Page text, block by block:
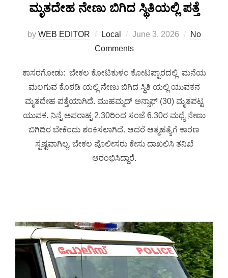
ಮೃತದೇಹ ನೇಣು ಬಿಗಿದ ಸ್ಥಿತಿಯಲ್ಲಿ ಪತ್ತೆ
by WEB EDITOR Local June 3, 2026
No
Comments
ಕಾಸರಗೋಡು: ಬೇಕಲ ಕೋಟಿಕುಳಂ ಕೋಟಪ್ಪಾರದಲ್ಲಿ ಮನೆಯ
ಮಲಗುವ ಕೊಠಡಿ ಯಲ್ಲಿ ನೇಣು ಬಿಗಿದ ಸ್ಥಿತಿ ಯಲ್ಲಿ ಯುವಕನ
ಮೃತದೇಹ ಪತ್ತೆಯಾಗಿದೆ. ಮುಹಮ್ಮದ್ ಅನ್ಸಾಫ್ (30) ಮೃತಪಟ್ಟ
ಯುವಕ. ನಿನ್ನೆ ಅಪರಾಹ್ನ 2.30ರಿಂದ ಸಂಜೆ 6.30ರ ಮಧ್ಯೆ ನೇಣು
ಬಿಗಿದಿರ ಬೇಕೆಂದು ಶಂಕಿಸಲಾಗಿದೆ. ಆದರೆ ಆತ್ಮಹತ್ಯೆಗೆ ಕಾರಣ
ಸ್ಪಷ್ಟವಾಗಿಲ್ಲ. ಬೇಕಲ ಪೊಲೀಸರು ಕೇಸು ದಾಖಲಿಸಿ ತನಿಖೆ
ಆರಂಭಿಸಿದ್ದಾರೆ.